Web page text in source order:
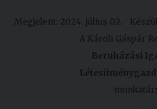
Megjelent: 2024. július 02.
A Károli Gáspár
Beruházási